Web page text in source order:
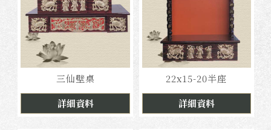
三仙壁桌
詳細資料
22x15-20半座
詳細資料